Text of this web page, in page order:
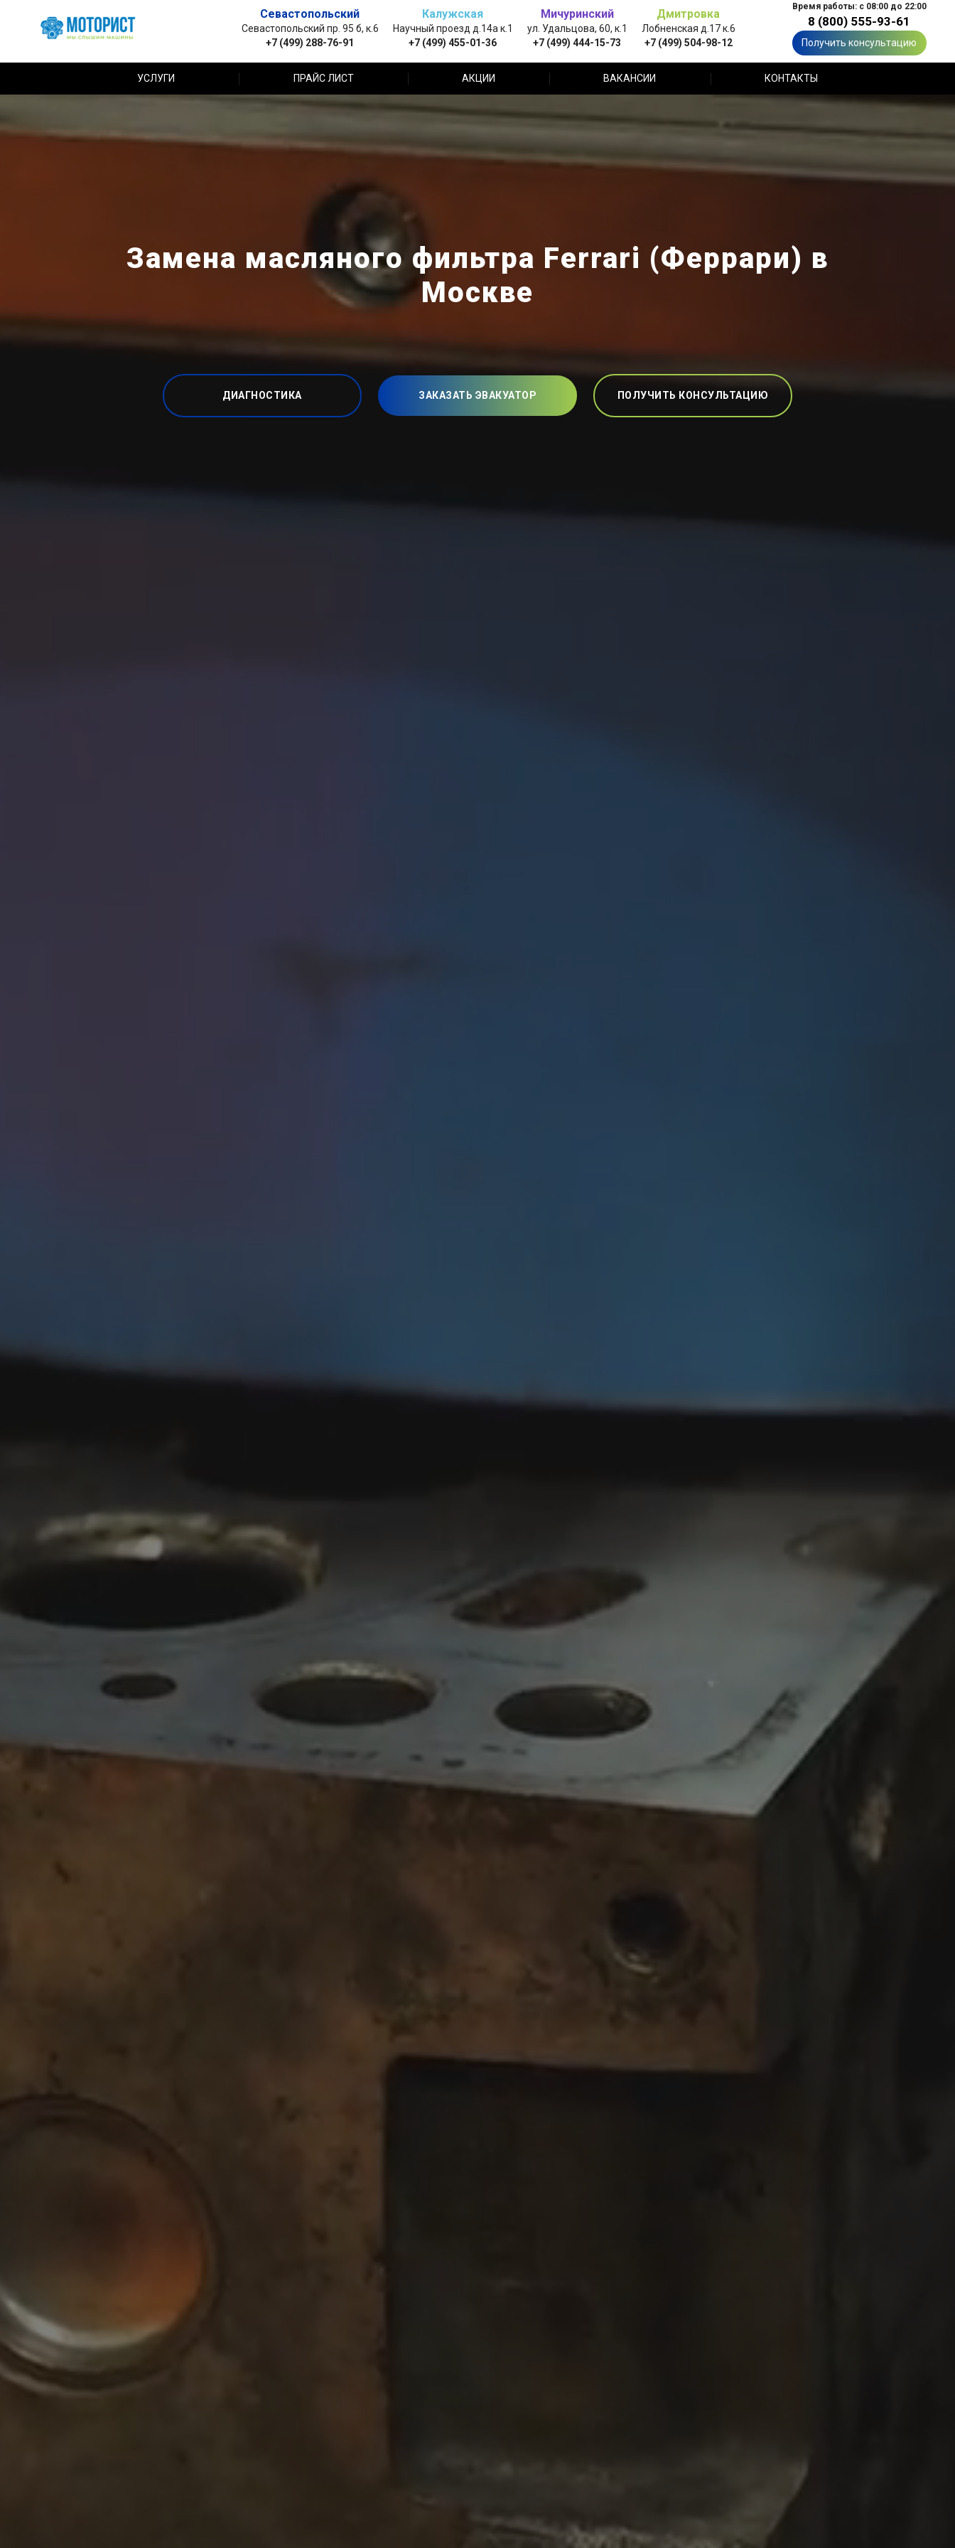
Севастопольский
Севастопольский пр. 95 б, к.6
+7 (499) 288-76-91
Калужская
Научный проезд д.14а к.1
+7 (499) 455-01-36
Мичуринский
ул. Удальцова, 60, к.1
+7 (499) 444-15-73
Дмитровка
Лобненская д.17 к.6
+7 (499) 504-98-12
Время работы: с 08:00 до 22:00
8 (800) 555-93-61
Получить консультацию
УСЛУГИ ПРАЙС ЛИСТ АКЦИИ ВАКАНСИИ КОНТАКТЫ
Замена масляного фильтра Ferrari (Феррари) в
Москве
ДИАГНОСТИКА ЗАКАЗАТЬ ЭВАКУАТОР ПОЛУЧИТЬ КОНСУЛЬТАЦИЮ